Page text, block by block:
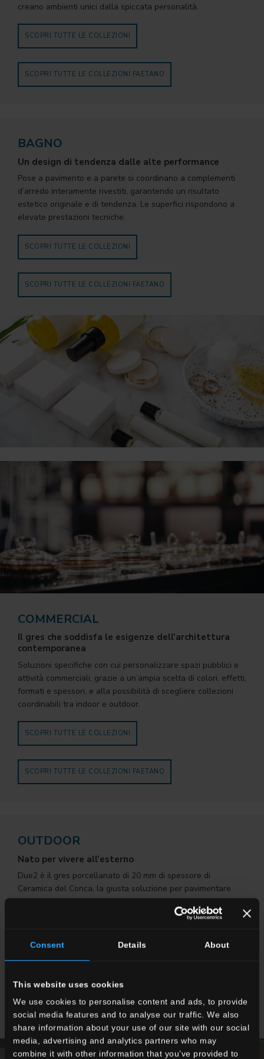
Consent Details About
This website uses cookies
We use cookies to personalise content and ads, to provide
social media features and to analyse our traffic. We also
share information about your use of our site with our social
media, advertising and analytics partners who may
combine it with other information that you’ve provided to
creano ambienti unici dalla spiccata personalità.
SCOPRI TUTTE LE COLLEZIONI
SCOPRI TUTTE LE COLLEZIONI FAETANO
BAGNO
Un design di tendenza dalle alte performance
Pose a pavimento e a parete si coordinano a complementi
d’arredo interamente rivestiti, garantendo un risultato
estetico originale e di tendenza. Le superfici rispondono a
elevate prestazioni tecniche.
SCOPRI TUTTE LE COLLEZIONI
SCOPRI TUTTE LE COLLEZIONI FAETANO
COMMERCIAL
Il gres che soddisfa le esigenze dell’architettura
contemporanea
Soluzioni specifiche con cui personalizzare spazi pubblici e
attività commerciali, grazie a un’ampia scelta di colori, effetti,
formati e spessori, e alla possibilità di scegliere collezioni
coordinabili tra indoor e outdoor.
SCOPRI TUTTE LE COLLEZIONI
SCOPRI TUTTE LE COLLEZIONI FAETANO
OUTDOOR
Nato per vivere all'esterno
Due2 è il gres porcellanato di 20 mm di spessore di
Ceramica del Conca, la giusta soluzione per pavimentare
ogni tipo di superficie esterna. Resistenza all’usura, allo
scivolamento, alle azioni meccaniche e agli agenti
estetico identico ai più avanzati prodotti per interno.
SCOPRI TUTTE LE COLLEZIONI FAETANO